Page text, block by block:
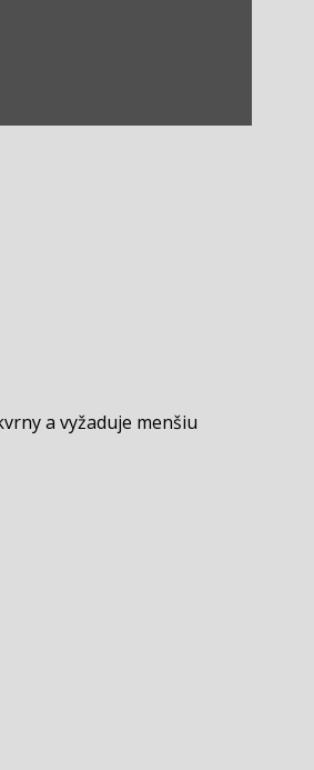
a vyžaduje menšiu